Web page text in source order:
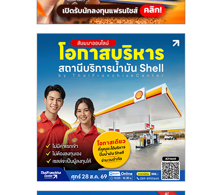
ไชส์
ขาย
หน้า
บ้าน
ลงทุน
น้อย
คืน